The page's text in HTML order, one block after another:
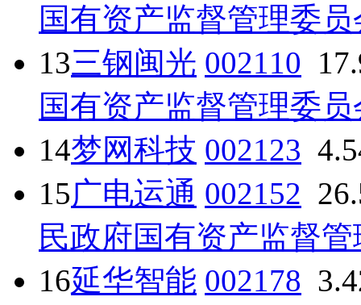
国有资产监督管理委员
13三钢闽光 002110
国有资产监督管理委员
14梦网科技 002123
15广电运通 002152
民政府国有资产监督
16延华智能 002178